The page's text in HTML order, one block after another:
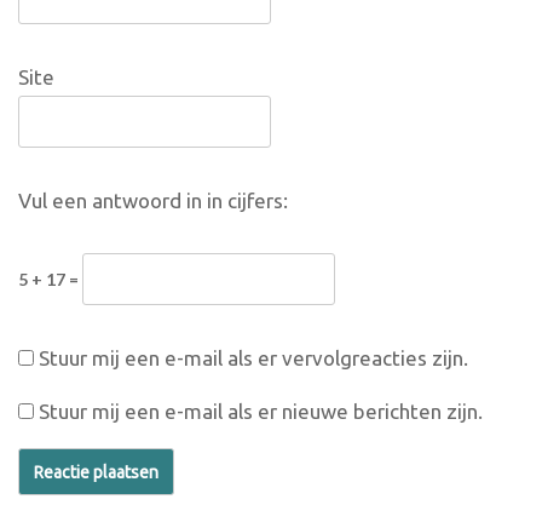
Site
Vul een antwoord in in cijfers:
5 + 17 =
Stuur mij een e-mail als er vervolgreacties zijn.
Stuur mij een e-mail als er nieuwe berichten zijn.